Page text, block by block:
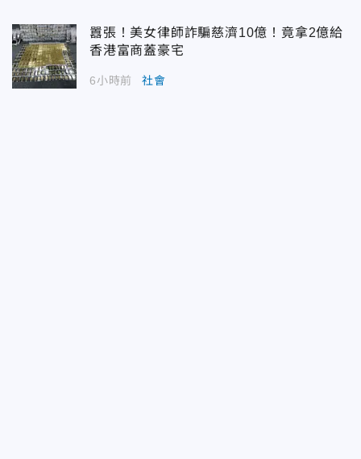
囂張！美女律師詐騙慈濟10億！竟拿2億給
香港富商蓋豪宅
6小時前 社會